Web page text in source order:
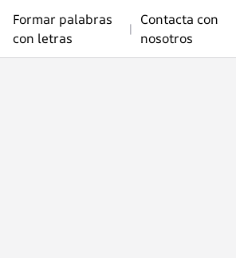
Formar palabras
con letras
|
Contacta con
nosotros